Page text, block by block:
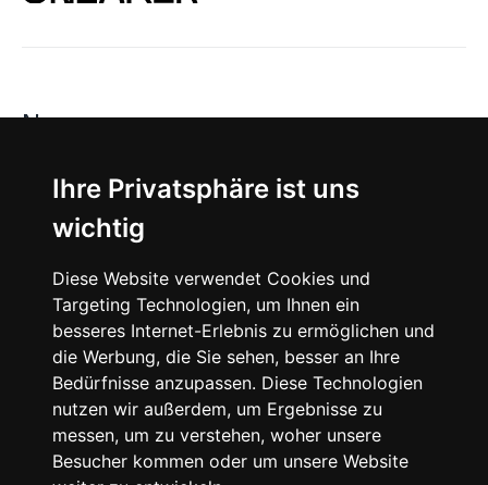
Ihre Privatsphäre ist uns
wichtig
Diese Website verwendet Cookies und
Targeting Technologien, um Ihnen ein
besseres Internet-Erlebnis zu ermöglichen und
die Werbung, die Sie sehen, besser an Ihre
Bedürfnisse anzupassen. Diese Technologien
nutzen wir außerdem, um Ergebnisse zu
messen, um zu verstehen, woher unsere
Besucher kommen oder um unsere Website
News
About
Instagram
Facebook
© 2024 SNEAKERᴰᴱ, All rights reserved.